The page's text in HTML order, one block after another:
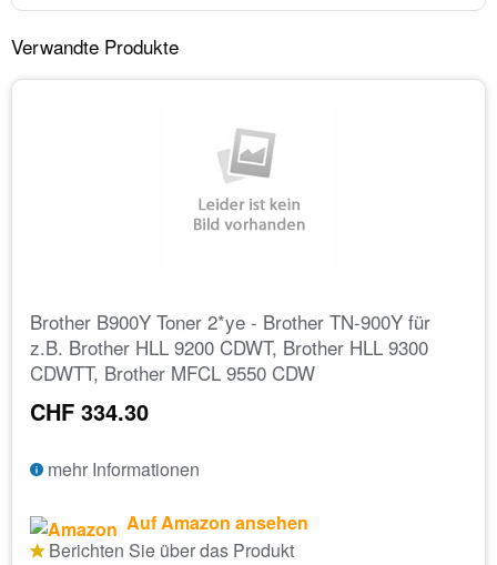
Verwandte Produkte
Brother B900Y Toner 2*ye - Brother TN-900Y für
z.B. Brother HLL 9200 CDWT, Brother HLL 9300
CDWTT, Brother MFCL 9550 CDW
CHF 334.30
mehr Informationen
Auf Amazon ansehen
Berichten Sie über das Produkt